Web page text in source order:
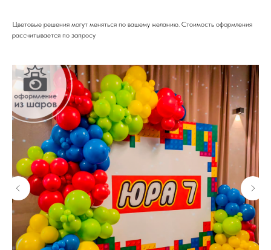
Цветовые решения могут меняться по вашему желанию. Стоимость оформления
рассчитывается по запросу